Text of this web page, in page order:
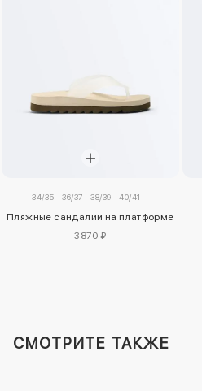
34/35 36/37 38/39 40/41
Пляжные сандалии на платформе
3870 ₽
СМОТРИТЕ ТАКЖЕ